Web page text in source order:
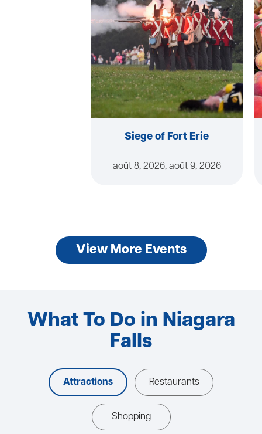
Siege of Fort Erie
août 8, 2026, août 9, 2026
View More Events
What To Do in Niagara
Falls
Attractions Restaurants
Shopping